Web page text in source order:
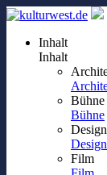
Inhalt
Inhalt
Bühne
Bühne
Design
Design
Film